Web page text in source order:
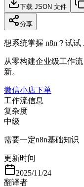
下载 JSON 文件
分享
想系统掌握 n8n？试试
从零构建企业级工作
新。
微信小店下单
工作流信息
复杂度
中级
需要一定n8n基础知识
更新时间
2025/11/24
翻译者